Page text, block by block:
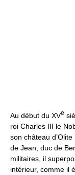
Au début du XVe
roi Charles III le
son château
de Jean, duc de
militaires, il
intérieur, comme il